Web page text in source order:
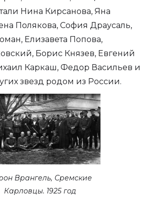
Нина Кирсанова, Яна
Полякова, София Драусаль,
Елизавета Попова,
Борис Князев, Евгений
Каркаш, Федор Васильев и
звезд родом из России.
Врангель, Сремские
Карловцы. 1925 год